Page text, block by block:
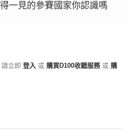
一見的參賽國家你認識嗎
立即 登入 或 購買D100收聽服務 或 購